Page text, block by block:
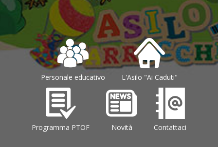
Personale educativo L'Asilo "Ai Caduti"
Programma PTOF Novità Contattaci